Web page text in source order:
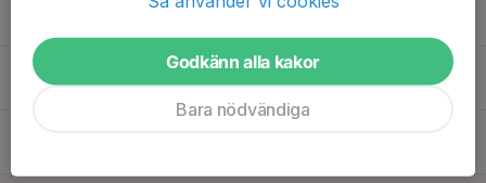
17 Godkänn alla kakor
Bara nödvändiga